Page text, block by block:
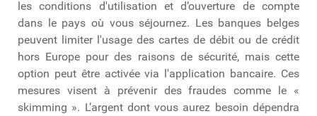
les conditions d'utilisation et d’ouverture de compte
dans le pays où vous séjournez. Les banques belges
peuvent limiter l'usage des cartes de débit ou de crédit
hors Europe pour des raisons de sécurité, mais cette
option peut être activée via l'application bancaire. Ces
mesures visent à prévenir des fraudes comme le «
skimming ». L’argent dont vous aurez besoin dépendra